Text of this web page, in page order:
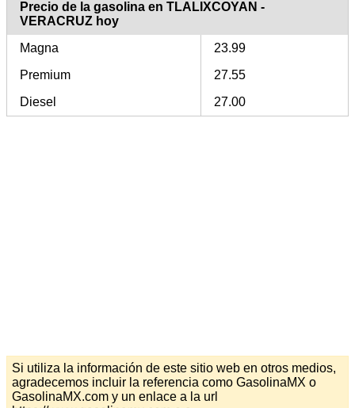
Precio de la gasolina en TLALIXCOYAN -
VERACRUZ hoy
Magna
23.99
Premium
27.55
Diesel
27.00
Si utiliza la información de este sitio web en otros medios,
agradecemos incluir la referencia como GasolinaMX o
GasolinaMX.com y un enlace a la url